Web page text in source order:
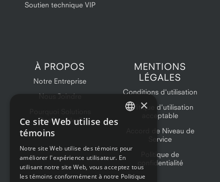
Soutien technique VIP
À PROPOS
Notre Entreprise
Nous Joindre
OneProvider?
MENTIONS
LÉGALES
Conditions d'utilisation
Politique d'utilisation
acceptable
Accord de Niveau de
Service
Politique de
confidentialité
×
Ce site Web utilise des
témoins
Notre site Web utilise des témoins pour
améliorer l'expérience utilisateur. En
utilisant notre site Web, vous acceptez tous
les témoins conformément à notre Politique